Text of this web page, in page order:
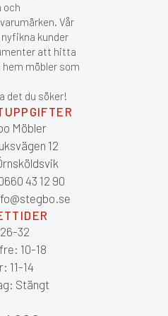
och
Vår
kunder
att hitta
möbler som
det du söker!
Möbler
12
43 12 90
32
10-18
11-14
Stängt